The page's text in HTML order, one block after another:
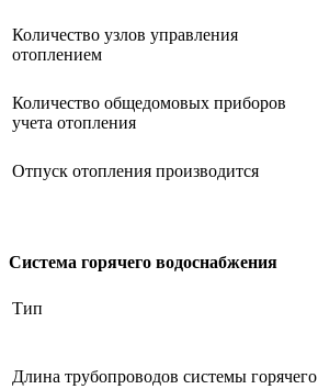
Количество узлов управления
отоплением
Количество общедомовых приборов
учета отопления
Отпуск отопления производится
Система горячего водоснабжения
Тип
Длина трубопроводов системы горячего